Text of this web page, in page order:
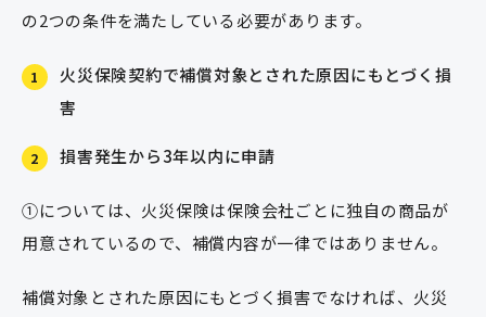
の2つの条件を満たしている必要があります。
1
火災保険契約で補償対象とされた原因にもとづく損
害
2 損害発生から3年以内に申請
①については、火災保険は保険会社ごとに独自の商品が
用意されているので、補償内容が一律ではありません。
補償対象とされた原因にもとづく損害でなければ、火災